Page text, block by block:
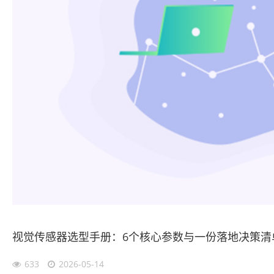
视觉传感器选型手册：6个核心参数与一份落地决策
633 2026-05-14